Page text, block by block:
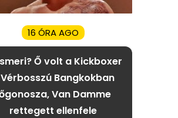
16 ÓRA AGO
Ő volt a Kickboxer
Bangkokban
Van Damme
rettegett ellenfele